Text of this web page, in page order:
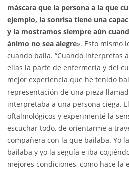
máscara que la persona a la que
ejemplo, la sonrisa tiene una
y la mostramos siempre aún
ánimo no sea alegre». Esto mismo
cuando baila. “Cuando interpretas
ellas la parte de enfermería y del
mejor experiencia que he tenido
representación de una pieza
interpretaba a una persona ciega.
oftalmológicos y experimenté la
escuchar todo, de orientarme a
compañera con la que bailaba. Yo
bailaba y yo la seguía e iba
mejores condiciones, como hace la